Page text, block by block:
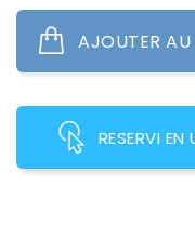
AJOUTER AU
RESERVI EN